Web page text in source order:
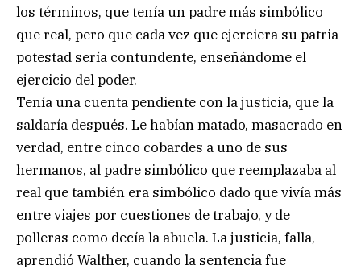
los términos, que tenía un padre más simbólico
que real, pero que cada vez que ejerciera su patria
potestad sería contundente, enseñándome el
ejercicio del poder.
Tenía una cuenta pendiente con la justicia, que la
saldaría después. Le habían matado, masacrado en
verdad, entre cinco cobardes a uno de sus
hermanos, al padre simbólico que reemplazaba al
real que también era simbólico dado que vivía más
entre viajes por cuestiones de trabajo, y de
polleras como decía la abuela. La justicia, falla,
aprendió Walther, cuando la sentencia fue